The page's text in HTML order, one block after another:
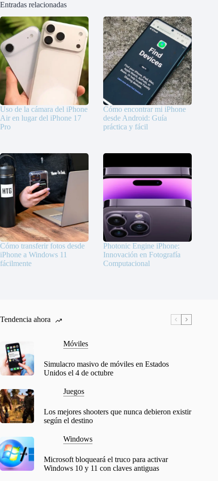
Entradas relacionadas
Uso de la cámara del iPhone
Air en lugar del iPhone 17
Pro
Cómo encontrar mi iPhone
desde Android: Guía
práctica y fácil
Cómo transferir fotos desde
iPhone a Windows 11
fácilmente
Photonic Engine iPhone:
Innovación en Fotografía
Computacional
Tendencia ahora
Móviles
Simulacro masivo de móviles en Estados
Unidos el 4 de octubre
Juegos
Los mejores shooters que nunca debieron existir
según el destino
Windows
Microsoft bloqueará el truco para activar
Windows 10 y 11 con claves antiguas